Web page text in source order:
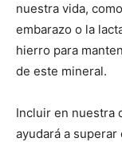
nuestra vida,
embarazo o la
hierro para
de este mineral.
Incluir en nuestra
ayudará a